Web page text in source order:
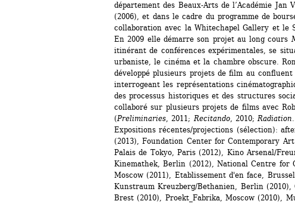
département des Beaux-Arts de l’Académie Jan
(2006), et dans le cadre du programme de
collaboration avec la Whitechapel Gallery et le
En 2009 elle démarre son projet au long cours
itinérant de conférences expérimentales, se
urbaniste, le cinéma et la chambre obscure.
développé plusieurs projets de film au
interrogeant les représentations
des processus historiques et des structures
collaboré sur plusieurs projets de films avec
(Preliminaries, 2011; Recitando, 2010;
Expositions récentes/projections (sélection):
(2013), Foundation Center for Contemporary
Palais de Tokyo, Paris (2012), Kino Arsenal/
Kinemathek, Berlin (2012), National Centre for
Moscow (2011), Etablissement d'en face,
Kunstraum Kreuzberg/Bethanien, Berlin (2010),
Brest (2010), Proekt_Fabrika, Moscow (2010),